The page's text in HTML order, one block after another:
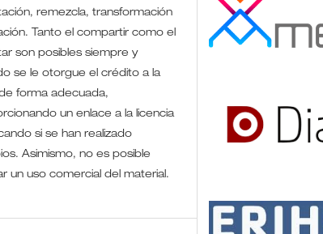
remezcla, transformación
Tanto el compartir como el
son posibles siempre y
se le otorgue el crédito a la
forma adecuada,
un enlace a la licencia
si se han realizado
Asimismo, no es posible
un uso comercial del material.